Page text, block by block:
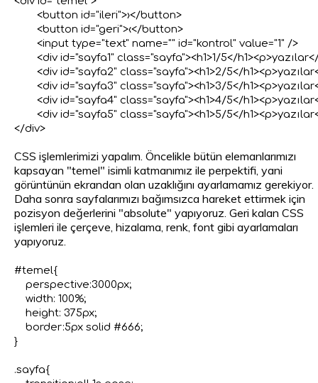
CSS işlemlerimizi yapalım. Öncelikle bütün elemanlarımızı
kapsayan "temel" isimli katmanımız ile perpektifi, yani
görüntünün ekrandan olan uzaklığını ayarlamamız gerekiyor.
Daha sonra sayfalarımızı bağımsızca hareket ettirmek için
pozisyon değerlerini "absolute" yapıyoruz. Geri kalan CSS
işlemleri ile çerçeve, hizalama, renk, font gibi ayarlamaları
yapıyoruz.
#temel{
    perspective:3000px;
    width: 100%;
    height: 375px;
    border:5px solid #666;
}
.sayfa{